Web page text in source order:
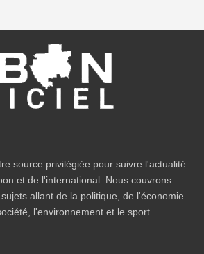
source privilégiée pour suivre l'actualité
et de l'international. Nous couvrons
allant de la politique, de l'économie
l'environnement et le sport.